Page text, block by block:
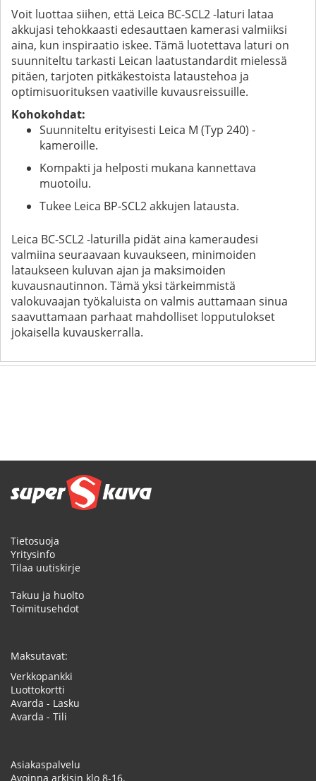
Voit luottaa siihen, että Leica BC-SCL2 -laturi lataa
akkujasi tehokkaasti edesauttaen kamerasi valmiiksi
aina, kun inspiraatio iskee. Tämä luotettava laturi on
suunniteltu tarkasti Leican laatustandardit mielessä
pitäen, tarjoten pitkäkestoista lataustehoa ja
optimisuorituksen vaativille kuvausreissuille.
Kohokohdat:
Suunniteltu erityisesti Leica M (Typ 240) -
kameroille.
Kompakti ja helposti mukana kannettava
muotoilu.
Tukee Leica BP-SCL2 akkujen latausta.
Leica BC-SCL2 -laturilla pidät aina kameraudesi
valmiina seuraavaan kuvaukseen, minimoiden
lataukseen kuluvan ajan ja maksimoiden
kuvausnautinnon. Tämä yksi tärkeimmistä
valokuvaajan työkaluista on valmis auttamaan sinua
saavuttamaan parhaat mahdolliset lopputulokset
jokaisella kuvauskerralla.
Tietosuoja
Yritysinfo
Tilaa uutiskirje
Takuu ja huolto
Toimitusehdot
Maksutavat:
Verkkopankki
Luottokortti
Avarda - Lasku
Avarda - Tili
Asiakaspalvelu
Avoinna arkisin klo 8-16.